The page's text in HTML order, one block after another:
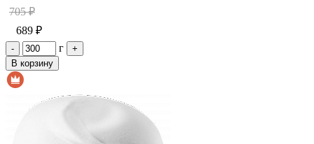
705 ₽
689 ₽
- г
+
В корзину